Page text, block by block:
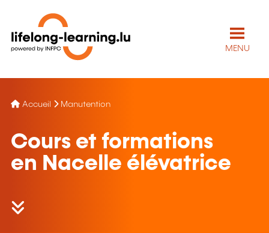
MENU
Accueil Manutention
Cours et formations
en Nacelle élévatrice